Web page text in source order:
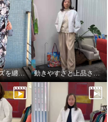
香り立つローズを纏う、エフォートレスワンピース 動きやすさと上品さ、どちらも大切にした大人スタイル